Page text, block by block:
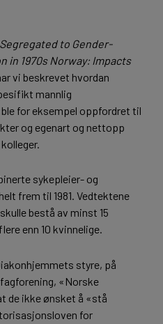
to Gender-
in 1970s Norway: Impacts
vi beskrevet hvordan
mannlig
for eksempel oppfordret til
og egenart og nettopp
sykepleier- og
frem til 1981. Vedtektene
bestå av minst 15
enn 10 kvinnelige.
styre, på
«Norske
de ikke ønsket å «stå
for